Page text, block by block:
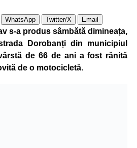
WhatsApp Twitter/X Email
s-a produs sâmbătă dimineața,
Dorobanți din municipiul
de 66 de ani a fost rănită
de o motocicletă.